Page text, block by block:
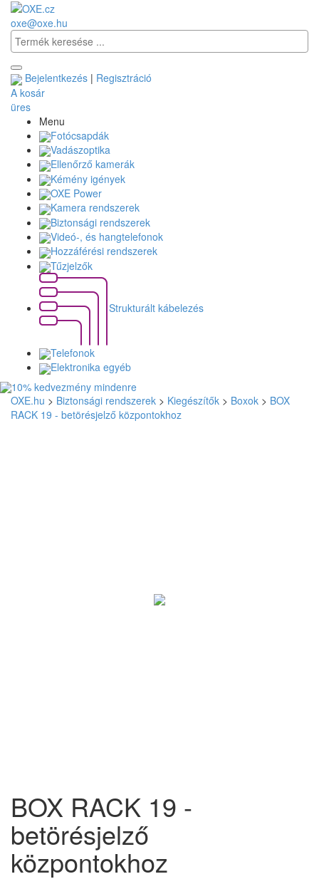
oxe@oxe.hu
Bejelentkezés | Regisztráció
A kosár
üres
Menu
Fotócsapdák
Vadászoptika
Ellenőrző kamerák
Kémény igények
OXE Power
Kamera rendszerek
Biztonsági rendszerek
Videó-, és hangtelefonok
Hozzáférési rendszerek
Tűzjelzők
Strukturált kábelezés
Telefonok
Elektronika egyéb
OXE.hu > Biztonsági rendszerek > Kiegészítők > Boxok > BOX
RACK 19 - betörésjelző központokhoz
BOX RACK 19 -
betörésjelző
központokhoz